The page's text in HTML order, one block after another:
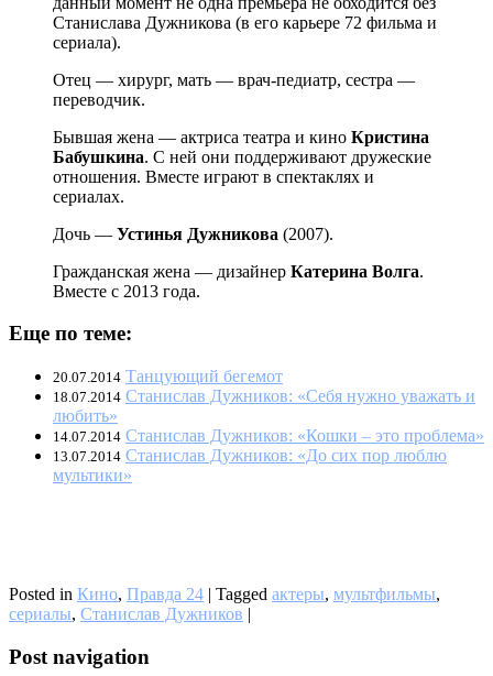
Станислава Дужникова (в его карьере 72 фильма и
сериала).
Отец — хирург, мать — врач-педиатр, сестра —
переводчик.
Бывшая жена — актриса театра и кино Кристина
Бабушкина. С ней они поддерживают дружеские
отношения. Вместе играют в спектаклях и
сериалах.
Дочь — Устинья Дужникова (2007).
Гражданская жена — дизайнер Катерина Волга.
Вместе с 2013 года.
Еще по теме:
20.07.2014 Танцующий бегемот
18.07.2014 Станислав Дужников: «Себя нужно уважать и
любить»
14.07.2014 Станислав Дужников: «Кошки – это проблема»
13.07.2014 Станислав Дужников: «До сих пор люблю
мультики»
Posted in Кино, Правда 24 | Tagged актеры, мультфильмы,
сериалы, Станислав Дужников |
Post navigation